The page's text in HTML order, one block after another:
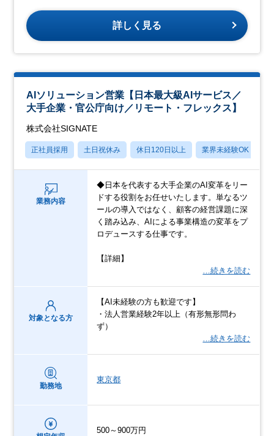
詳しく見る
AIソリューション営業【日本最大級AIサービス／
大手企業・官公庁向け／リモート・フレックス】
株式会社SIGNATE
正社員採用 土日祝休み 休日120日以上 業界未経験OK
業務内容
◆日本を代表する大手企業のAI変革をリー
ドする役割をお任せいたします。単なるツ
ールの導入ではなく、顧客の経営課題に深
く踏み込み、AIによる事業構造の変革をプ
ロデュースする仕事です。
【詳細】
…続きを読む
対象となる方
【AI未経験の方も歓迎です】
・法人営業経験2年以上（有形無形問わ
ず）
…続きを読む
勤務地
東京都
500～900万円